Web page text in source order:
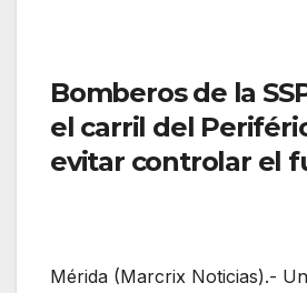
Bomberos de la
el carril del
evitar controlar el
Mérida (Marcrix Noticias).-